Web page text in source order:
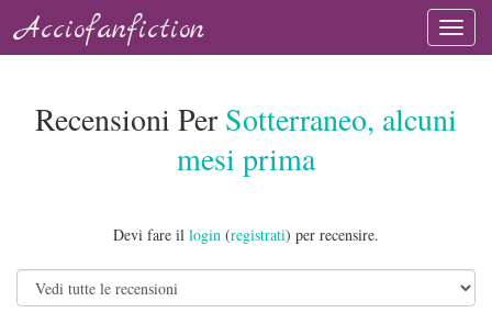
Acciofanfiction
Recensioni PerSotterraneo, alcuni
mesi prima
Devi fare il login (registrati) per recensire.